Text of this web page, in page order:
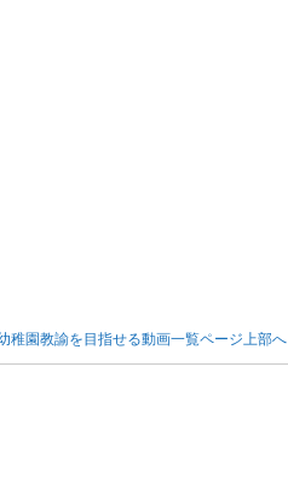
稚園教諭を目指せる動画一覧ページ上部へ